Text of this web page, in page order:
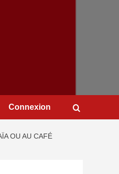
Connexion
OU AU CAFÉ